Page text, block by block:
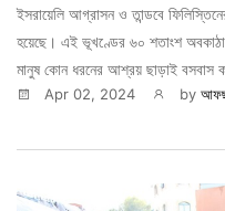
ইসরায়েলি আগ্রাসন ও তান্ডবে
হয়েছে। এই ভূখণ্ডের ৬০ শতাংশ
মানুষ কোন ধরনের আশ্রয় ছাড়াই বসবাস
Apr 02, 2024 by